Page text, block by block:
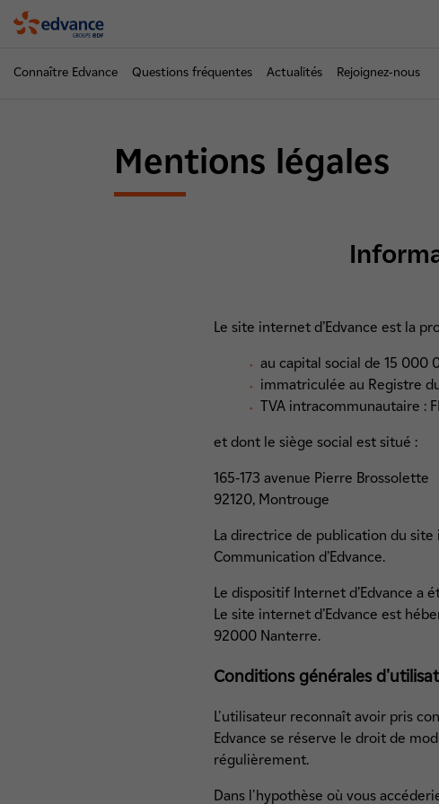
Connaître Edvance Questions fréquentes Actualités Rejoignez-nous
Mentions légales
Le site internet d’Edvance est la
au capital social de 15 000
immatriculée au Registre
TVA intracommunautaire :
et dont le siège social est situé :
165-173 avenue Pierre Brossolette
92120, Montrouge
La directrice de publication du site
Communication d’Edvance.
Le dispositif Internet d’Edvance a
Le site internet d’Edvance est
92000 Nanterre.
Conditions générales
L'utilisateur reconnaît avoir pris
Edvance se réserve le droit de
régulièrement.
Dans l'hypothèse où vous